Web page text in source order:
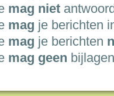
mag niet
mag je berichten
mag je berichten
mag geen